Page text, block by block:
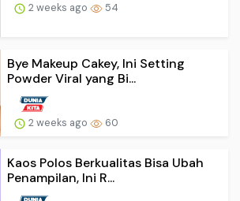
2 weeks ago 54
Bye Makeup Cakey, Ini Setting
Powder Viral yang Bi...
2 weeks ago 60
Kaos Polos Berkualitas Bisa Ubah
Penampilan, Ini R...